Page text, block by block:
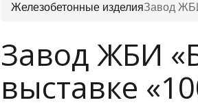
Железобетонные изделияЗавод
Завод ЖБИ
выставке